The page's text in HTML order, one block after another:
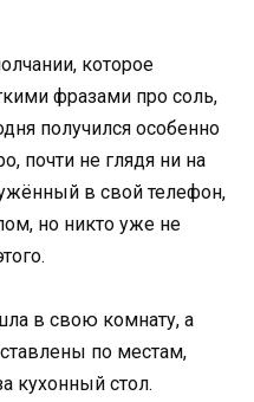
которое
фразами про соль,
получился особенно
почти не глядя ни на
в свой телефон,
но никто уже не
в свою комнату, а
по местам,
кухонный стол.